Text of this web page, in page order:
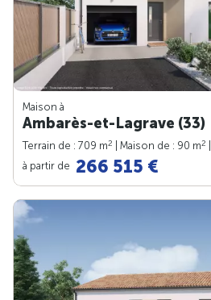
Maison à
Ambarès-et-Lagrave (33)
Terrain de : 709 m2 | Maison de : 90 m2
à partir de 266 515 €